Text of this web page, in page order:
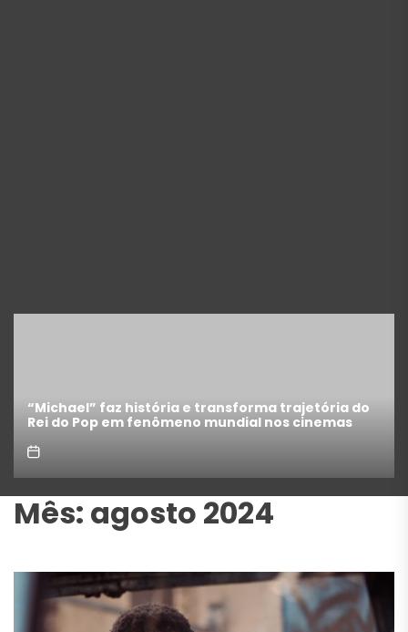
trajetória do
nos cinemas
Como escrever um roteiro de
completo para iniciantes
Mês: agosto 2024